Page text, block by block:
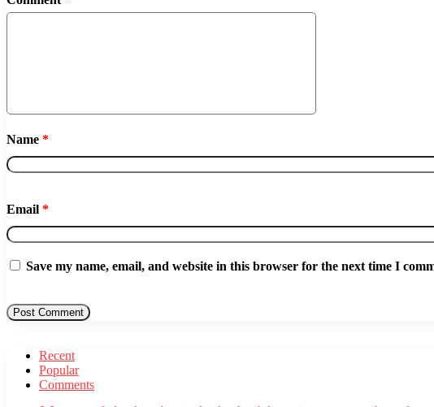
Name *
Email *
Save my name, email, and website in this browser for the next time I
Recent
Popular
Comments